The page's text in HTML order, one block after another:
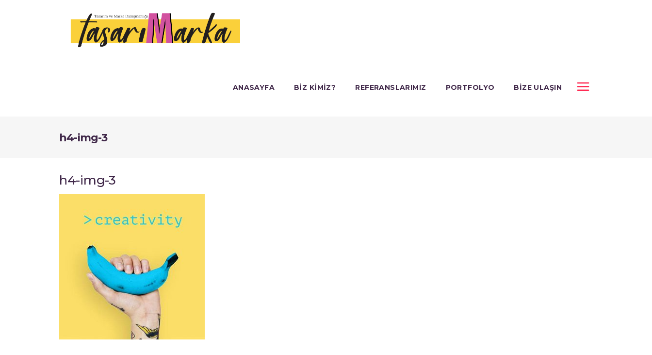
ANASAYFA BIZ KIMIZ? REFERANSLARIMIZ PORTFOLYO BIZE ULAŞIN
h4-img-3
h4-img-3